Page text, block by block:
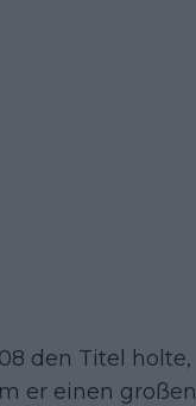
den Titel holte,
er einen großen